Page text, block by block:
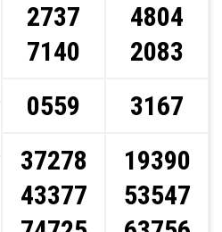
2737
7140
0559
37278
43377
4804
2083
3167
19390
53547